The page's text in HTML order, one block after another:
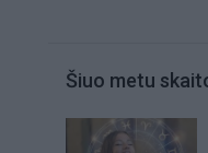
Šiuo metu